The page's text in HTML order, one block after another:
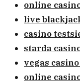
online
live
casino
starda
vegas
online